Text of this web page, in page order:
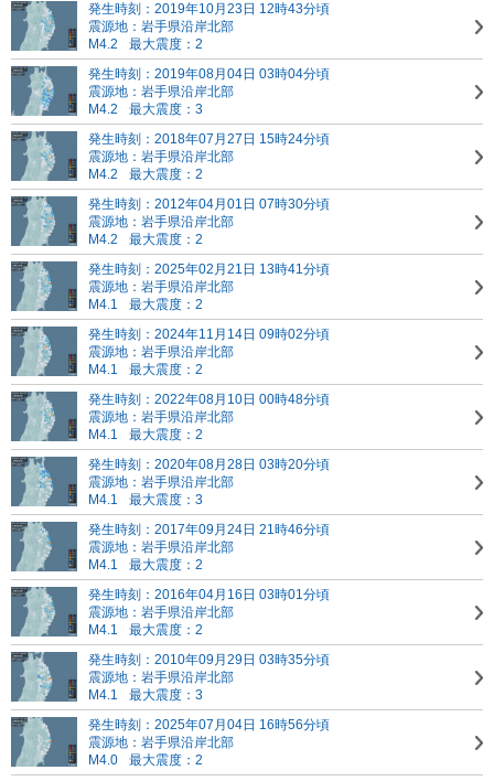
発生時刻：2019年10月23日 12時43分頃
震源地：岩手県沿岸北部
M4.2
最大震度：2
発生時刻：2019年08月04日 03時04分頃
震源地：岩手県沿岸北部
M4.2
最大震度：3
発生時刻：2018年07月27日 15時24分頃
震源地：岩手県沿岸北部
M4.2
最大震度：2
発生時刻：2012年04月01日 07時30分頃
震源地：岩手県沿岸北部
M4.2
最大震度：2
発生時刻：2025年02月21日 13時41分頃
震源地：岩手県沿岸北部
M4.1
最大震度：2
発生時刻：2024年11月14日 09時02分頃
震源地：岩手県沿岸北部
M4.1
最大震度：2
発生時刻：2022年08月10日 00時48分頃
震源地：岩手県沿岸北部
M4.1
最大震度：2
発生時刻：2020年08月28日 03時20分頃
震源地：岩手県沿岸北部
M4.1
最大震度：3
発生時刻：2017年09月24日 21時46分頃
震源地：岩手県沿岸北部
M4.1
最大震度：2
発生時刻：2016年04月16日 03時01分頃
震源地：岩手県沿岸北部
M4.1
最大震度：2
発生時刻：2010年09月29日 03時35分頃
震源地：岩手県沿岸北部
M4.1
最大震度：3
発生時刻：2025年07月04日 16時56分頃
震源地：岩手県沿岸北部
M4.0
最大震度：2